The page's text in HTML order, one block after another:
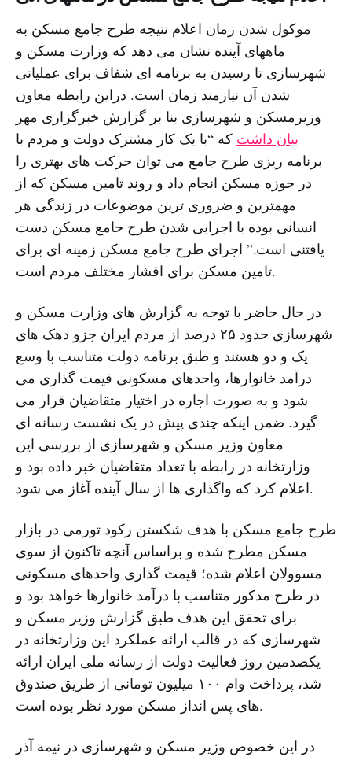
موکول شدن زمان اعلام نتیجه طرح جامع مسکن به
ماههای آینده نشان می دهد که وزارت مسکن و
شهرسازی تا رسیدن به برنامه ای شفاف برای عملیاتی
شدن آن نیازمند زمان است. دراین رابطه معاون
وزیرمسکن و شهرسازی بنا بر گزارش خبرگزاری مهر
بیان داشت که “با یک کار مشترک دولت و مردم با
برنامه ریزی طرح جامع می توان حرکت های بهتری را
در حوزه مسکن انجام داد و روند تامین مسکن که از
مهمترین و ضروری ترین موضوعات در زندگی هر
انسانی بوده با اجرایی شدن طرح جامع مسکن دست
یافتنی است.” اجرای طرح جامع مسکن زمینه ای برای
تامین مسکن برای اقشار مختلف مردم است.
در حال حاضر با توجه به گزارش های وزارت مسکن و
شهرسازی حدود ۲۵ درصد از مردم ایران جزو دهک های
یک و دو هستند و طبق برنامه دولت متناسب با وسع
درآمد خانوارها، واحدهای مسکونی قیمت گذاری می
شود و به صورت اجاره در اختیار متقاضیان قرار می
گیرد. ضمن اینکه چندی پیش در یک نشست رسانه ای
معاون وزیر مسکن و شهرسازی از بررسی این
وزارتخانه در رابطه با تعداد متقاضیان خبر داده بود و
اعلام کرد که واگذاری ها از سال آینده آغاز می شود.
طرح جامع مسکن با هدف شکستن رکود تورمی در بازار
مسکن مطرح شده و براساس آنچه تاکنون از سوی
مسوولان اعلام شده؛ قیمت گذاری واحدهای مسکونی
در طرح مذکور متناسب با درآمد خانوارها خواهد بود و
برای تحقق این هدف طبق گزارش وزیر مسکن و
شهرسازی که در قالب ارائه عملکرد این وزارتخانه در
یکصدمین روز فعالیت دولت از رسانه ملی ایران ارائه
شد، پرداخت وام ۱۰۰ میلیون تومانی از طریق صندوق
های پس انداز مسکن مورد نظر بوده است.
در این خصوص وزیر مسکن و شهرسازی در نیمه آذر